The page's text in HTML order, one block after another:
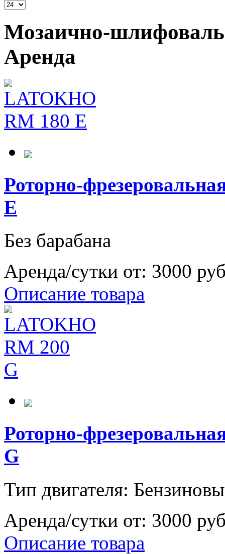
Мозаично-
Аренда
Роторно-
E
Без барабана
Аренда/сутки от: 3000
Описание товара
Роторно-
G
Тип двигателя:
Аренда/сутки от: 3000
Описание товара